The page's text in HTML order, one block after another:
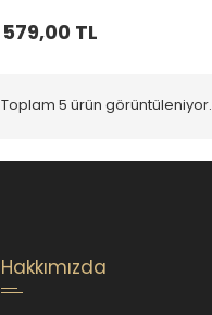
579,00 TL
Toplam 5 ürün görüntüleniyor.
Hakkımızda